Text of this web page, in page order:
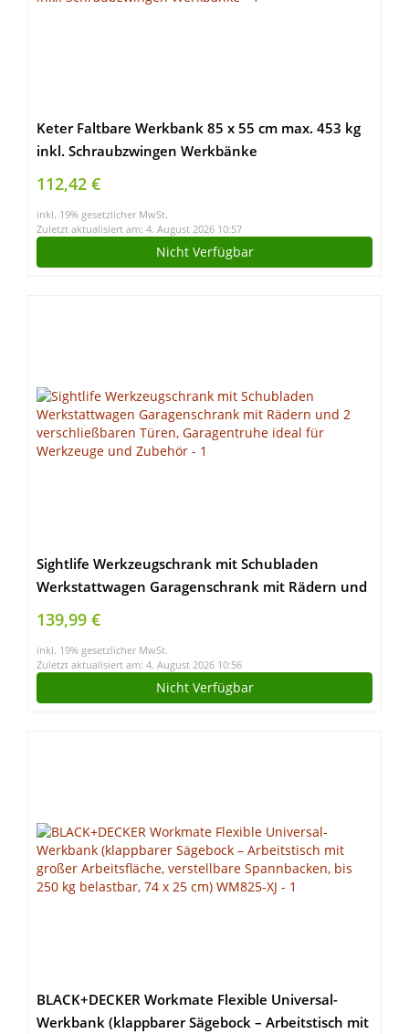
Keter Faltbare Werkbank 85 x 55 cm max. 453 kg
inkl. Schraubzwingen Werkbänke
112,42 €
inkl. 19% gesetzlicher MwSt.
Zuletzt aktualisiert am: 4. August 2026 10:57
Nicht Verfügbar
Sightlife Werkzeugschrank mit Schubladen
Werkstattwagen Garagenschrank mit Rädern und
2 verschließbaren Türen, Garagentruhe ideal für
Werkzeuge und Zubehör
139,99 €
inkl. 19% gesetzlicher MwSt.
Zuletzt aktualisiert am: 4. August 2026 10:56
Nicht Verfügbar
BLACK+DECKER Workmate Flexible Universal-
Werkbank (klappbarer Sägebock – Arbeitstisch mit